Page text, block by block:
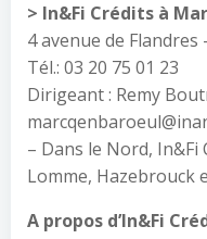
> In&Fi Crédits à
4 avenue de
Tél.: 03 20 75 01 23
Dirigeant : Remy
– Dans le Nord,
Lomme, Hazebrouck
A propos d’In&Fi